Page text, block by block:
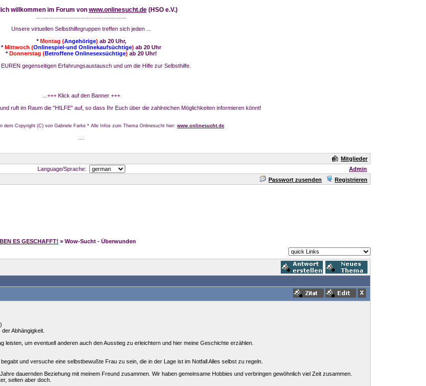
willkommen im Forum von www.onlinesucht.de(HSO e.V.)
Unsere virtuellen Selbsthilfegruppen treffen sich jeden ...
*Montag (Angehörige) ab 20 Uhr,
*Mittwoch (Onlinespiel-und Onlinekaufsüchtige) ab 20 Uhr
*Donnerstag (Betroffene Onlinesexsüchtige) ab 20 Uhr!
gegenseitigen Erfahrungsaustausch und um die Hilfe zur Selbsthilfe.
...+++ Klick auf den Banner +++
ruft im Raum die "HILFE" auf, so dass Ihr Euch über die zahlreichen Möglichkeiten informieren könnt!
dem Copyright (C) von Gabriele Farke * Alle Infos zum Thema Onlinesucht hier: www.onlinesucht.de
Mitglieder
Language/Sprache:
Admin
Passwort zusenden Registrieren
ES GESCHAFFT! » Wow-Sucht - Überwunden
Abhängigkeit.
leisten, um eventuell anderen auch den Ausstieg zu erleichtern und hier meine Geschichte erzählen.
und versuche eine selbstbewußte Frau zu sein, die in der Lage ist im Notfall Alles selbst zu regeln.
dauernden Beziehung mit meinem Freund zusammen. Wir haben gemeinsame Hobbies und verbringen gewöhnlich viel Zeit zusammen.
selten aber doch.